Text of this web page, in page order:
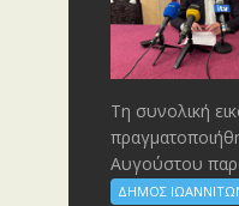
Τη συνολική
Αυγούστου
ΔΗΜΟΣ